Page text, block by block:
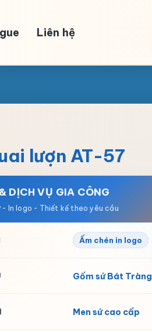
Liên hệ
lượn AT-57
DỊCH VỤ GIA CÔNG
Ấm chén in logo
Gốm sứ Bát Tràng
Men sứ cao cấp